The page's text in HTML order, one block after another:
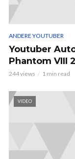
ANDERE YOUTUBER
Youtuber
Phantom VIII
244 views 1 min read
VIDEO